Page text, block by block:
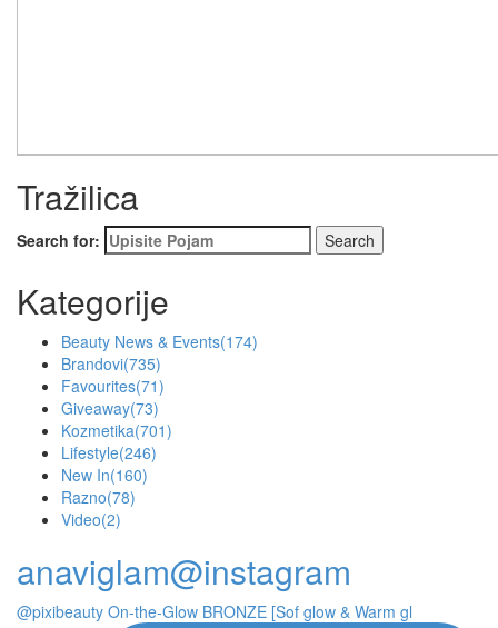
Tražilica
Search for:
Kategorije
Beauty News & Events(174)
Brandovi(735)
Favourites(71)
Giveaway(73)
Kozmetika(701)
Lifestyle(246)
New In(160)
Razno(78)
Video(2)
anaviglam@instagram
@pixibeauty On-the-Glow BRONZE [Sof glow & Warm gl